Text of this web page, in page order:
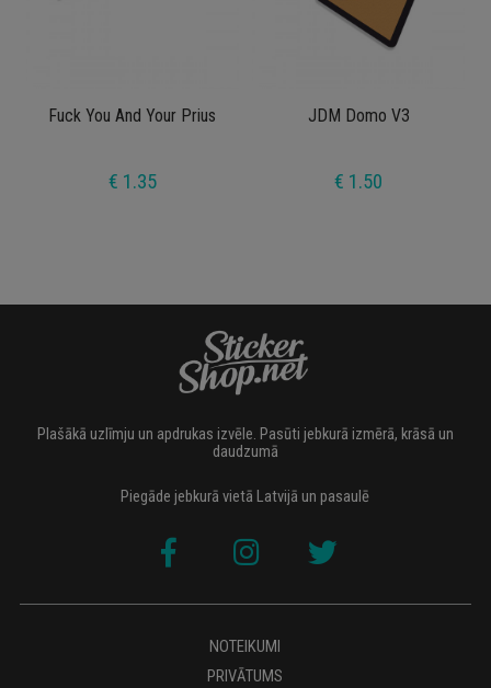
Fuck You And Your Prius
€ 1.35
JDM Domo V3
€ 1.50
Plašākā uzlīmju un apdrukas izvēle. Pasūti jebkurā izmērā, krāsā un
daudzumā
Piegāde jebkurā vietā Latvijā un pasaulē
NOTEIKUMI
PRIVĀTUMS